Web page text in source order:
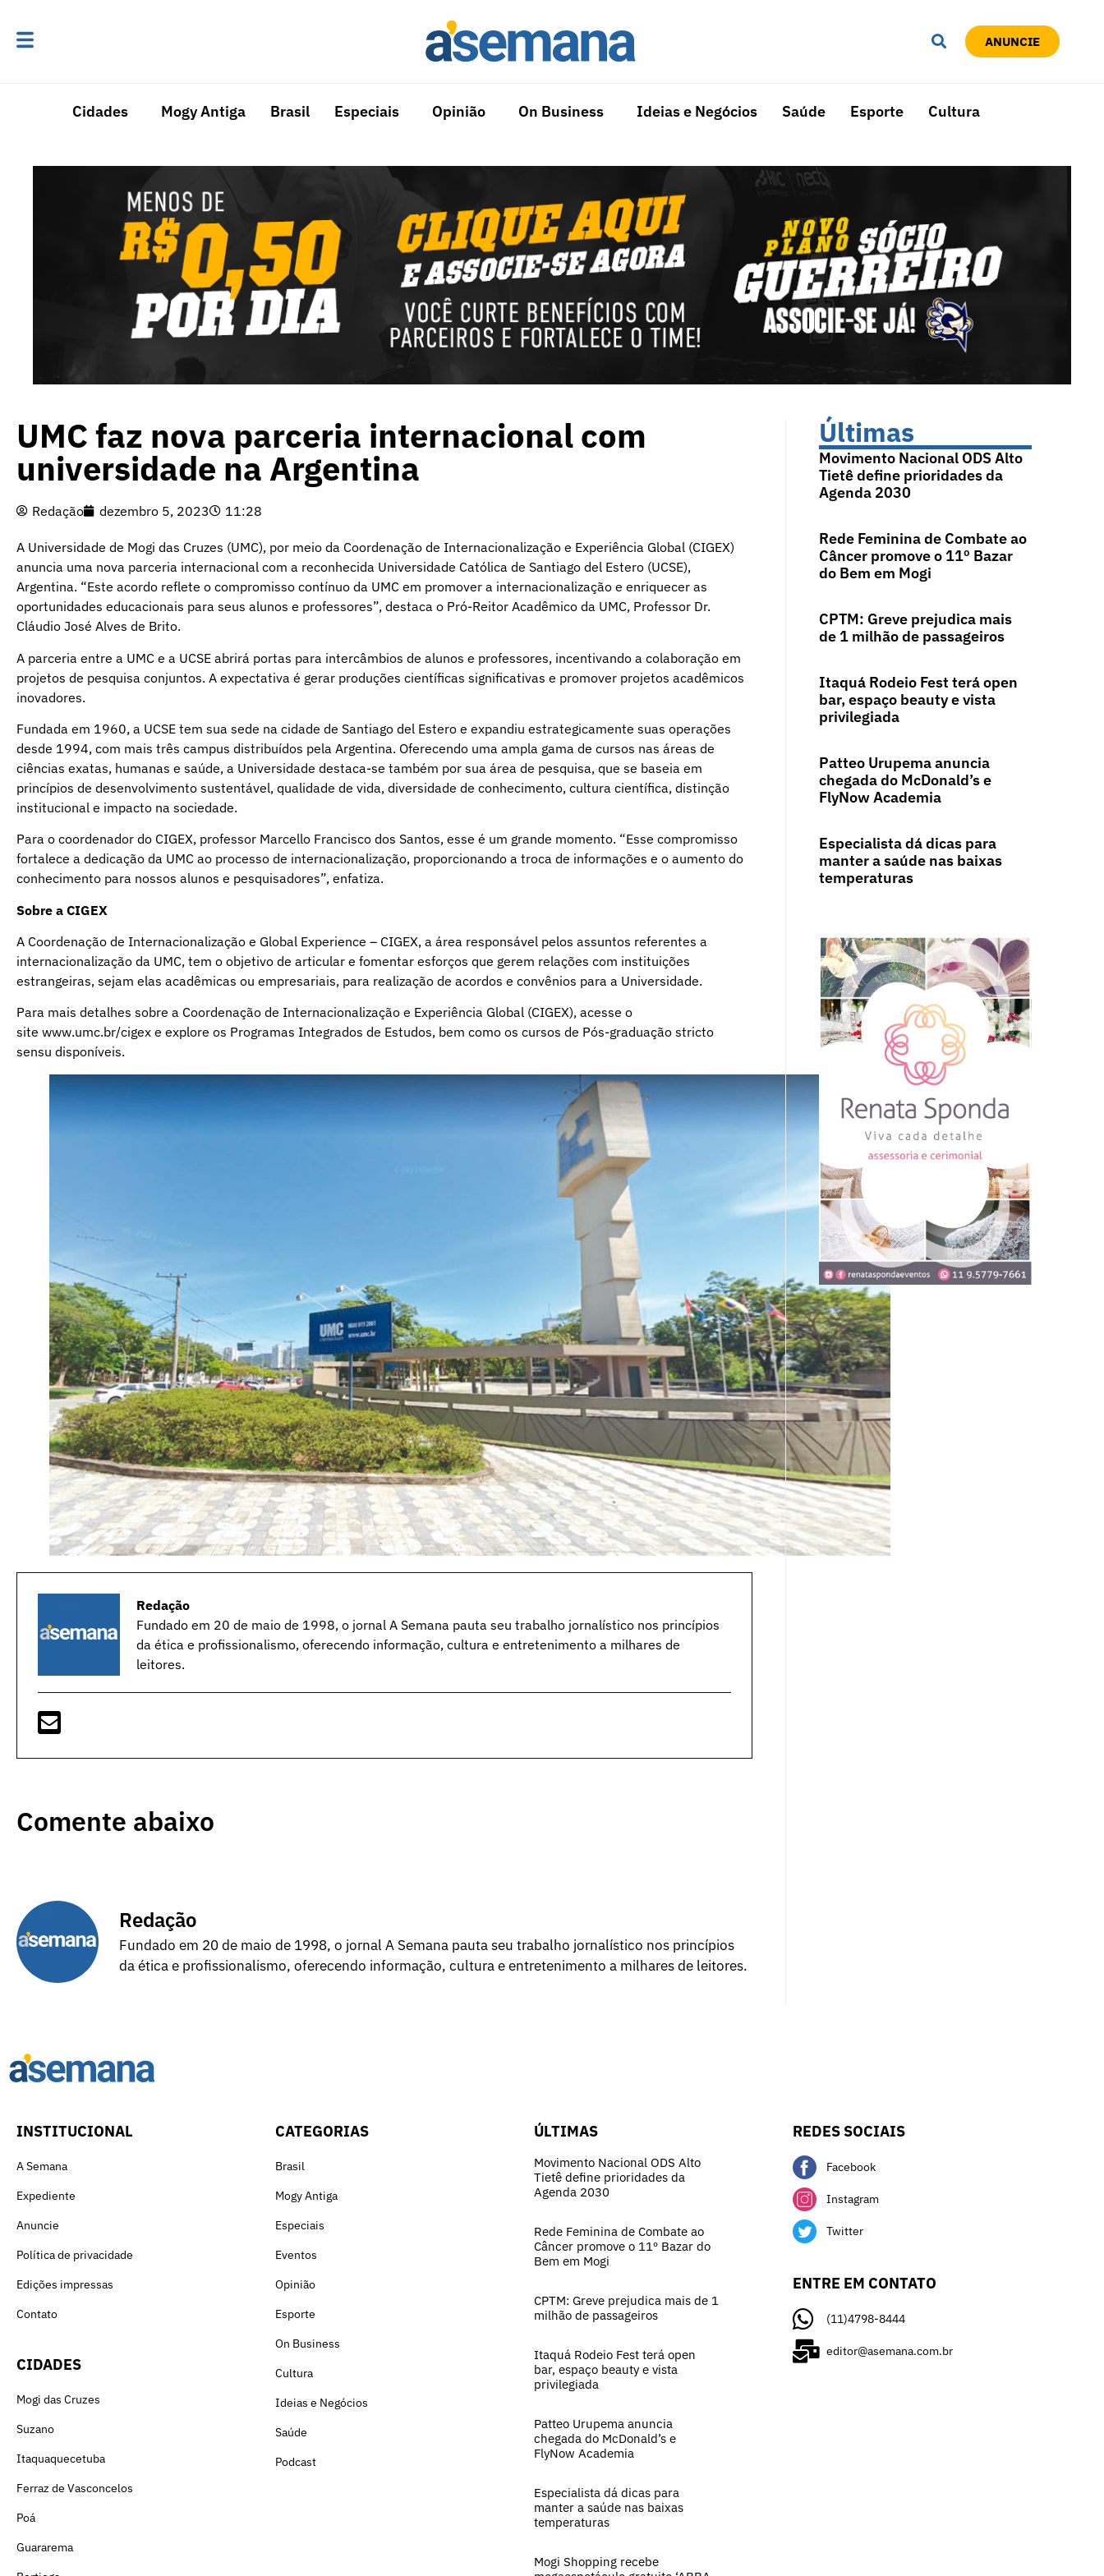
ANUNCIE
Cidades Mogy Antiga Brasil Especiais Opinião On Business Ideias e Negócios Saúde Esporte Cultura
UMC faz nova parceria internacional com
universidade na Argentina
Redação dezembro 5, 2023 11:28
A Universidade de Mogi das Cruzes (UMC), por meio da Coordenação de Internacionalização e Experiência Global (CIGEX)
anuncia uma nova parceria internacional com a reconhecida Universidade Católica de Santiago del Estero (UCSE),
Argentina. “Este acordo reflete o compromisso contínuo da UMC em promover a internacionalização e enriquecer as
oportunidades educacionais para seus alunos e professores”, destaca o Pró-Reitor Acadêmico da UMC, Professor Dr.
Cláudio José Alves de Brito.
A parceria entre a UMC e a UCSE abrirá portas para intercâmbios de alunos e professores, incentivando a colaboração em
projetos de pesquisa conjuntos. A expectativa é gerar produções científicas significativas e promover projetos acadêmicos
inovadores.
Fundada em 1960, a UCSE tem sua sede na cidade de Santiago del Estero e expandiu estrategicamente suas operações
desde 1994, com mais três campus distribuídos pela Argentina. Oferecendo uma ampla gama de cursos nas áreas de
ciências exatas, humanas e saúde, a Universidade destaca-se também por sua área de pesquisa, que se baseia em
princípios de desenvolvimento sustentável, qualidade de vida, diversidade de conhecimento, cultura científica, distinção
institucional e impacto na sociedade.
Para o coordenador do CIGEX, professor Marcello Francisco dos Santos, esse é um grande momento. “Esse compromisso
fortalece a dedicação da UMC ao processo de internacionalização, proporcionando a troca de informações e o aumento do
conhecimento para nossos alunos e pesquisadores”, enfatiza.
Sobre a CIGEX
A Coordenação de Internacionalização e Global Experience – CIGEX, a área responsável pelos assuntos referentes a
internacionalização da UMC, tem o objetivo de articular e fomentar esforços que gerem relações com instituições
estrangeiras, sejam elas acadêmicas ou empresariais, para realização de acordos e convênios para a Universidade.
Para mais detalhes sobre a Coordenação de Internacionalização e Experiência Global (CIGEX), acesse o
site www.umc.br/cigex e explore os Programas Integrados de Estudos, bem como os cursos de Pós-graduação stricto
sensu disponíveis.
Redação
Fundado em 20 de maio de 1998, o jornal A Semana pauta seu trabalho jornalístico nos princípios
da ética e profissionalismo, oferecendo informação, cultura e entretenimento a milhares de
leitores.
Comente abaixo
Redação
Fundado em 20 de maio de 1998, o jornal A Semana pauta seu trabalho jornalístico nos princípios
da ética e profissionalismo, oferecendo informação, cultura e entretenimento a milhares de leitores.
Últimas
Movimento Nacional ODS Alto
Tietê define prioridades da
Agenda 2030
Rede Feminina de Combate ao
Câncer promove o 11º Bazar
do Bem em Mogi
CPTM: Greve prejudica mais
de 1 milhão de passageiros
Itaquá Rodeio Fest terá open
bar, espaço beauty e vista
privilegiada
Patteo Urupema anuncia
chegada do McDonald’s e
FlyNow Academia
Especialista dá dicas para
manter a saúde nas baixas
temperaturas
INSTITUCIONAL
A Semana
Expediente
Anuncie
Política de privacidade
Edições impressas
Contato
CIDADES
Mogi das Cruzes
Suzano
Itaquaquecetuba
Ferraz de Vasconcelos
Poá
Guararema
CATEGORIAS
Brasil
Mogy Antiga
Especiais
Eventos
Opinião
Esporte
On Business
Cultura
Ideias e Negócios
Saúde
Podcast
ÚLTIMAS
Movimento Nacional ODS Alto
Tietê define prioridades da
Agenda 2030
Rede Feminina de Combate ao
Câncer promove o 11º Bazar do
Bem em Mogi
CPTM: Greve prejudica mais de 1
milhão de passageiros
Itaquá Rodeio Fest terá open
bar, espaço beauty e vista
privilegiada
Patteo Urupema anuncia
chegada do McDonald’s e
FlyNow Academia
Especialista dá dicas para
manter a saúde nas baixas
temperaturas
Mogi Shopping recebe
REDES SOCIAIS
Facebook
Instagram
Twitter
ENTRE EM CONTATO
(11)4798-8444
editor@asemana.com.br